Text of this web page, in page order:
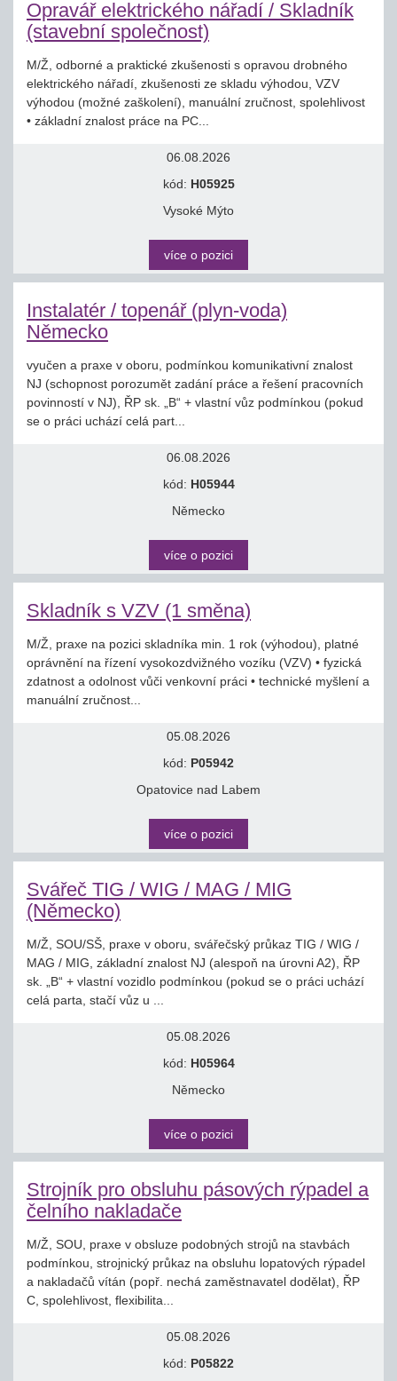
Opravář elektrického nářadí / Skladník
(stavební společnost)
M/Ž, odborné a praktické zkušenosti s opravou drobného
elektrického nářadí, zkušenosti ze skladu výhodou, VZV
výhodou (možné zaškolení), manuální zručnost, spolehlivost
• základní znalost práce na PC...
06.08.2026
kód: H05925
Vysoké Mýto
více o pozici
Instalatér / topenář (plyn-voda)
Německo
vyučen a praxe v oboru, podmínkou komunikativní znalost
NJ (schopnost porozumět zadání práce a řešení pracovních
povinností v NJ), ŘP sk. „B“ + vlastní vůz podmínkou (pokud
se o práci uchází celá part...
06.08.2026
kód: H05944
Německo
více o pozici
Skladník s VZV (1 směna)
M/Ž, praxe na pozici skladníka min. 1 rok (výhodou), platné
oprávnění na řízení vysokozdvižného vozíku (VZV) • fyzická
zdatnost a odolnost vůči venkovní práci • technické myšlení a
manuální zručnost...
05.08.2026
kód: P05942
Opatovice nad Labem
více o pozici
Svářeč TIG / WIG / MAG / MIG
(Německo)
M/Ž, SOU/SŠ, praxe v oboru, svářečský průkaz TIG / WIG /
MAG / MIG, základní znalost NJ (alespoň na úrovni A2), ŘP
sk. „B“ + vlastní vozidlo podmínkou (pokud se o práci uchází
celá parta, stačí vůz u ...
05.08.2026
kód: H05964
Německo
více o pozici
Strojník pro obsluhu pásových rýpadel a
čelního nakladače
M/Ž, SOU, praxe v obsluze podobných strojů na stavbách
podmínkou, strojnický průkaz na obsluhu lopatových rýpadel
a nakladačů vítán (popř. nechá zaměstnavatel dodělat), ŘP
C, spolehlivost, flexibilita...
05.08.2026
kód: P05822